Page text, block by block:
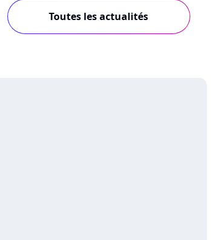
Toutes les actualités